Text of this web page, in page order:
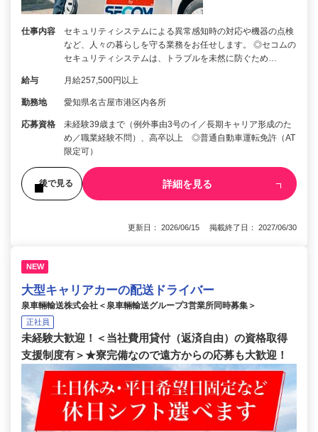
仕事内容
セキュリティシステムによる異常感知時の対応や機器の点検
など、人々の暮らしを守る業務をお任せします。 ◎セコムの
セキュリティシステムは、トラブルを未然に防ぐため…
給与 月給257,500円以上
勤務地 愛知県名古屋市港区内各所
応募資格
未経験39歳まで（例外事由3号のイ／長期キャリア形成のた
め／職業経験不問）、高卒以上 ◎普通自動車運転免許（AT
限定可）
後で見る 詳細を見る
更新日： 2026/06/15 掲載終了日： 2027/06/30
NEW
大型キャリアカーの配送ドライバー
泉車輛輸送株式会社＜泉車輛輸送グループ3営業所同時募集＞
正社員
未経験大歓迎！＜当社費用貸付（返済自由）の資格取得
支援制度有＞★寮完備なので遠方からの応募も大歓迎！